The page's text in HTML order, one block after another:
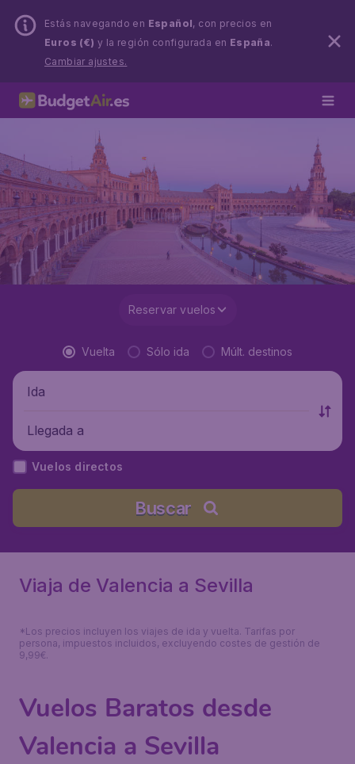
Estás navegando en Español, con precios en
Euros (€) y la región configurada en España.
Cambiar ajustes.
Reservar vuelos
Vuelta Sólo ida Múlt. destinos
Ida
Llegada a
Vuelos directos
Buscar
Viaja de Valencia a Sevilla
*Los precios incluyen los viajes de ida y vuelta. Tarifas por
persona, impuestos incluidos, excluyendo costes de gestión de
9,99€.
Vuelos Baratos desde
Valencia a Sevilla